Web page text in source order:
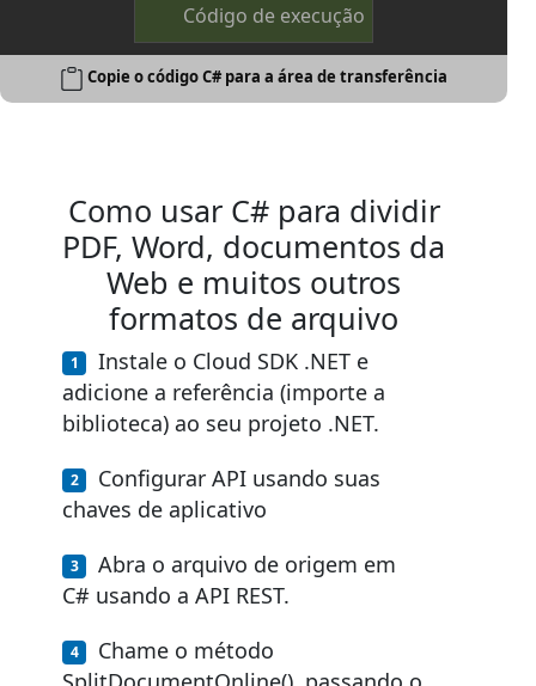
Código de execução
Copie o código C# para a área de transferência
Como usar C# para dividir
PDF, Word, documentos da
Web e muitos outros
formatos de arquivo
Instale o Cloud SDK .NET e
adicione a referência (importe a
biblioteca) ao seu projeto .NET.
Configurar API usando suas
chaves de aplicativo
Abra o arquivo de origem em
C# usando a API REST.
Chame o método